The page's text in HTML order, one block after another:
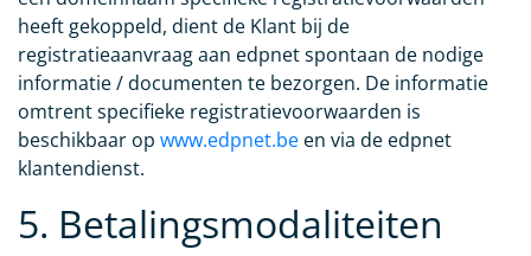
heeft gekoppeld, dient de Klant bij de
registratieaanvraag aan edpnet spontaan de nodige
informatie / documenten te bezorgen. De informatie
omtrent specifieke registratievoorwaarden is
beschikbaar op www.edpnet.be en via de edpnet
klantendienst.
5. Betalingsmodaliteiten